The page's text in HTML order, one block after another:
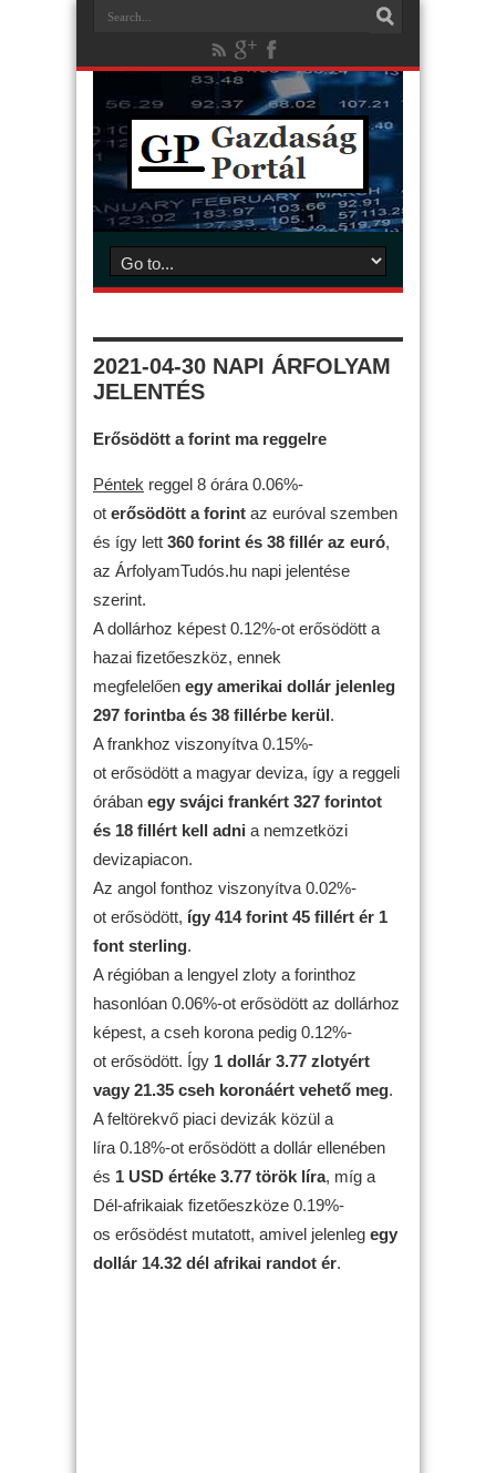
2021-04-30 NAPI ÁRFOLYAM
JELENTÉS
Erősödött a forint ma reggelre
Péntek reggel 8 órára 0.06%-
ot erősödött a forint az euróval szemben
és így lett 360 forint és 38 fillér az euró,
az ÁrfolyamTudós.hu napi jelentése
szerint.
A dollárhoz képest 0.12%-ot erősödött a
hazai fizetőeszköz, ennek
megfelelően egy amerikai dollár jelenleg
297 forintba és 38 fillérbe kerül.
A frankhoz viszonyítva 0.15%-
ot erősödött a magyar deviza, így a reggeli
órában egy svájci frankért 327 forintot
és 18 fillért kell adni a nemzetközi
devizapiacon.
Az angol fonthoz viszonyítva 0.02%-
ot erősödött, így 414 forint 45 fillért ér 1
font sterling.
A régióban a lengyel zloty a forinthoz
hasonlóan 0.06%-ot erősödött az dollárhoz
képest, a cseh korona pedig 0.12%-
ot erősödött. Így 1 dollár 3.77 zlotyért
vagy 21.35 cseh koronáért vehető meg.
A feltörekvő piaci devizák közül a
líra 0.18%-ot erősödött a dollár ellenében
és 1 USD értéke 3.77 török líra, míg a
Dél-afrikaiak fizetőeszköze 0.19%-
os erősödést mutatott, amivel jelenleg egy
dollár 14.32 dél afrikai randot ér.